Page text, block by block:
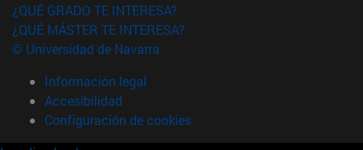
¿QUÉ GRADO TE INTERESA?
¿QUÉ MÁSTER TE INTERESA?
© Universidad de Navarra
Información legal
Accesibilidad
Configuración de cookies